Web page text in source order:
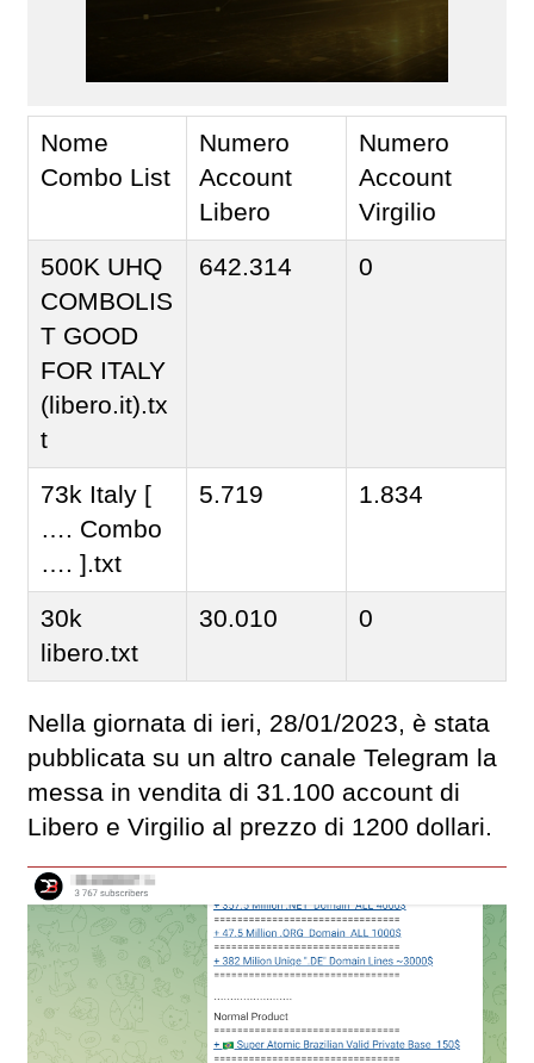
Nome
Combo List
Numero
Account
Libero
Numero
Account
Virgilio
500K UHQ
COMBOLIS
T GOOD
FOR ITALY
(libero.it).tx
t
642.314 0
73k Italy [
…. Combo
…. ].txt
5.719 1.834
30k
libero.txt
30.010 0
Nella giornata di ieri, 28/01/2023, è stata
pubblicata su un altro canale Telegram la
messa in vendita di 31.100 account di
Libero e Virgilio al prezzo di 1200 dollari.